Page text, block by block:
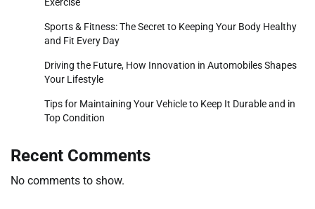
Sports & Fitness: The Secret to Keeping Your Body Healthy
and Fit Every Day
Driving the Future, How Innovation in Automobiles Shapes
Your Lifestyle
Tips for Maintaining Your Vehicle to Keep It Durable and in
Top Condition
Recent Comments
No comments to show.